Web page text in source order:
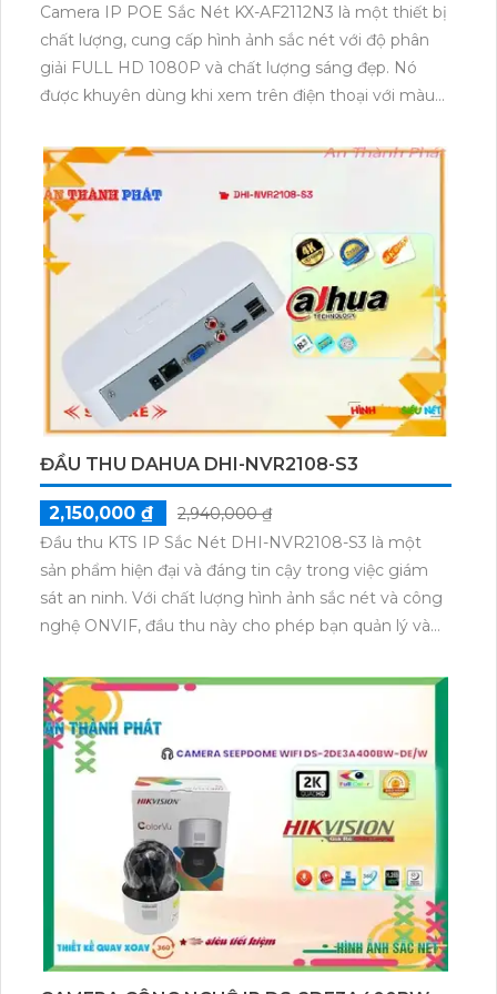
Camera IP POE Sắc Nét KX-AF2112N3 là một thiết bị
chất lượng, cung cấp hình ảnh sắc nét với độ phân
giải FULL HD 1080P và chất lượng sáng đẹp. Nó
được khuyên dùng khi xem trên điện thoại với màu
có khả năng hiển thị màu ban đêm với chất lượng
hình ảnh Full Color 20m, tạo ra ánh sáng tương tự
ban ngày. Sản phẩm này đặc biệt phù hợp cho gia
đình, với thiết kế Dome Plastic trang nhã. Camera IP
POE này cũng dễ dàng nâng cấp hệ thống camera
hiện có và tích hợp khả năng báo động chuyển động
thông minh.
ĐẦU THU DAHUA DHI-NVR2108-S3
2,150,000 ₫
2,940,000 ₫
Đầu thu KTS IP Sắc Nét DHI-NVR2108-S3 là một
sản phẩm hiện đại và đáng tin cậy trong việc giám
sát an ninh. Với chất lượng hình ảnh sắc nét và công
nghệ ONVIF, đầu thu này cho phép bạn quản lý và
điểm đặc biệt của sản phẩm này là khả năng giám
sát ban đêm. Với công nghệ giám sát ban đêm, bạn
có thể thu hình chất lượng trong môi trường thiếu
sáng hoặc tối.Đầu thu cũng có thể dễ dàng nâng
cấp số lượng camera. Với 8 kênh đầu ghi, bạn có thể
kết nối và ghi lại hình ảnh từ nhiều camera khác nhau.
Hiện nay, công nghệ IP đang phát triển mạnh mẽ,
đầu thu được trang bị công nghệ IP giúp đảm bảo
chất lượng hình ảnh không bị giảm.Ngoài ra, đầu thu
còn có nhiều chức năng vượt trội khác. Bạn có thể
thu hình chất lượng, quản lý và xem lại dễ dàng
thông qua các ứng dụng điều khiển có sẵn. Sản